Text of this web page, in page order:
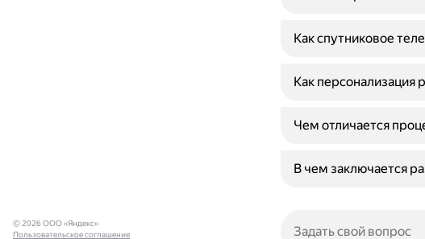
Как спутниковое
Как персонализация
Чем отличается
В чем заключается
© 2026 ООО «Яндекс»
Пользовательское соглашение